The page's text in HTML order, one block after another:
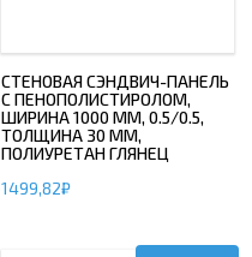
СТЕНОВАЯ СЭНДВИЧ-ПАНЕЛЬ
С ПЕНОПОЛИСТИРОЛОМ,
ШИРИНА 1000 ММ, 0.5/0.5,
ТОЛЩИНА 30 ММ,
ПОЛИУРЕТАН ГЛЯНЕЦ
1499,82₽